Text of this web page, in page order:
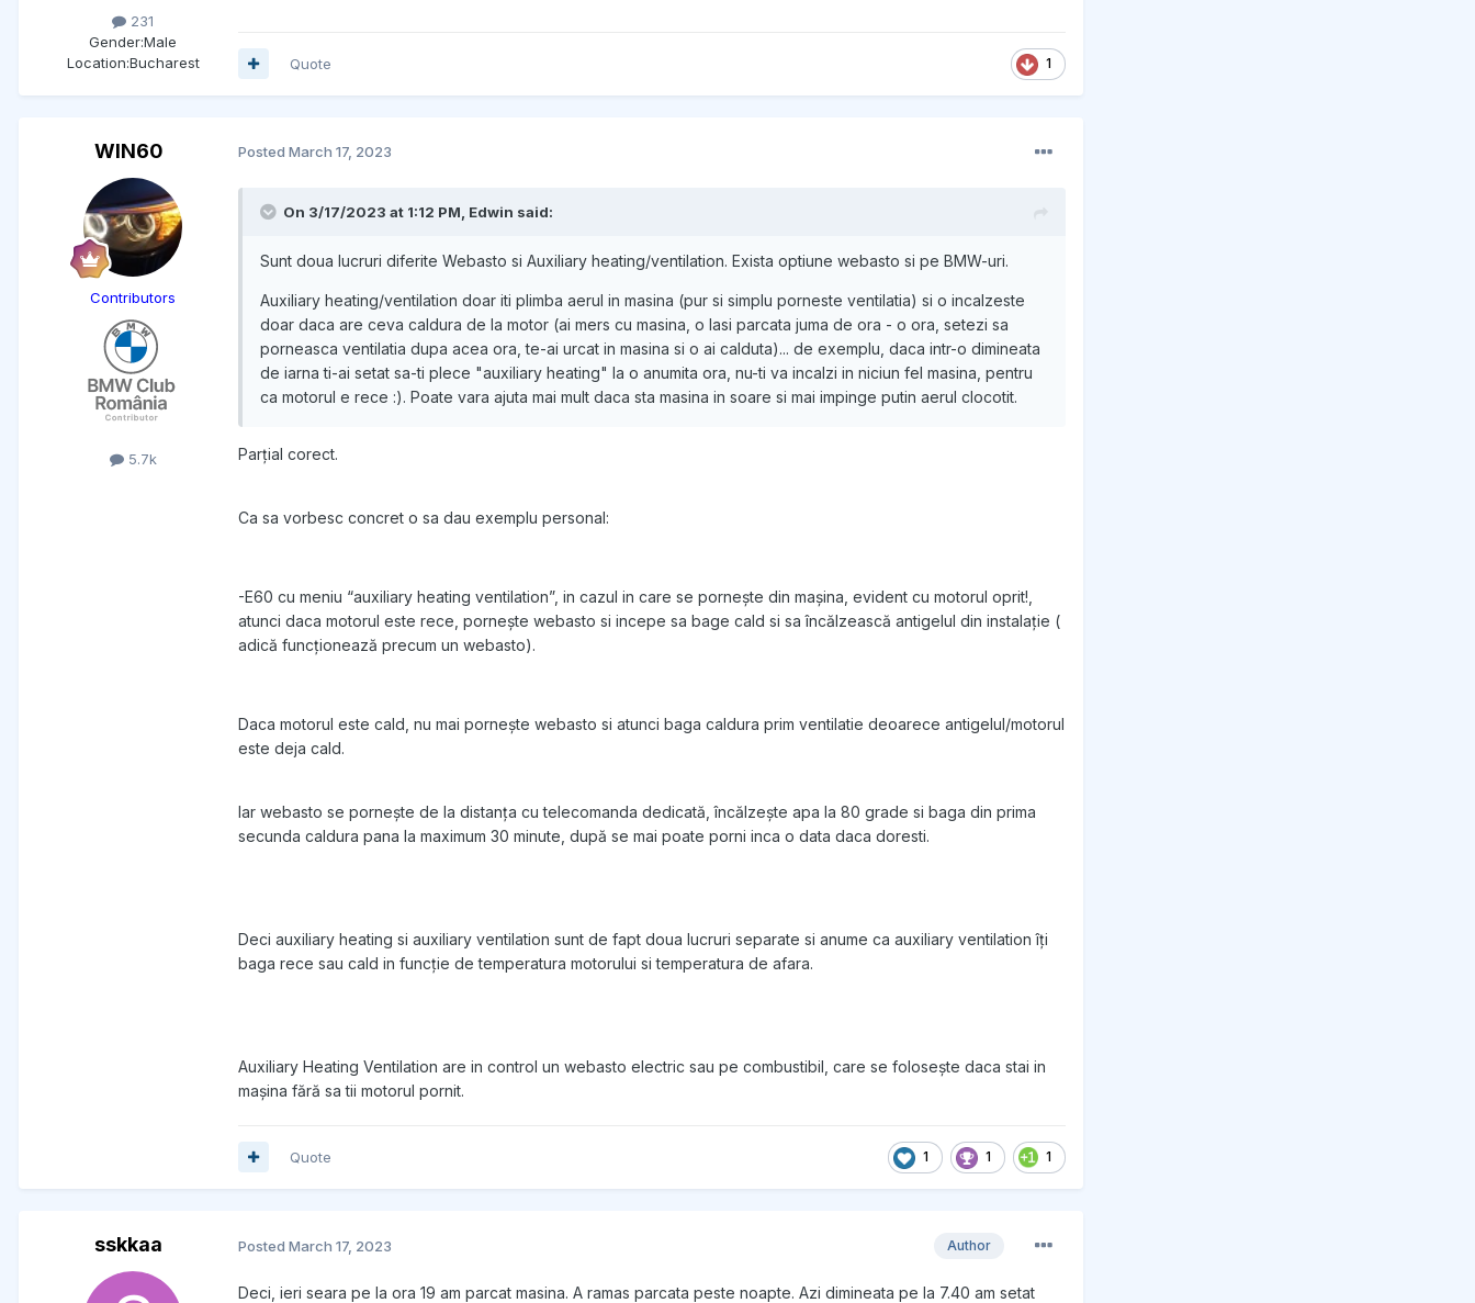
231
Gender:Male
Location:Bucharest 1
Quote
WIN60
Contributors
5.7k
Posted March 17, 2023
On 3/17/2023 at 1:12 PM, Edwin said:
Sunt doua lucruri diferite Webasto si Auxiliary heating/ventilation. Exista optiune webasto si pe BMW-uri.
Auxiliary heating/ventilation doar iti plimba aerul in masina (pur si simplu porneste ventilatia) si o incalzeste
doar daca are ceva caldura de la motor (ai mers cu masina, o lasi parcata juma de ora - o ora, setezi sa
porneasca ventilatia dupa acea ora, te-ai urcat in masina si o ai calduta)... de exemplu, daca intr-o dimineata
de iarna ti-ai setat sa-ti plece "auxiliary heating" la o anumita ora, nu-ti va incalzi in niciun fel masina, pentru
ca motorul e rece :). Poate vara ajuta mai mult daca sta masina in soare si mai impinge putin aerul clocotit.
Parțial corect.
Ca sa vorbesc concret o sa dau exemplu personal:
-E60 cu meniu “auxiliary heating ventilation”, in cazul in care se pornește din mașina, evident cu motorul oprit!,
atunci daca motorul este rece, pornește webasto si incepe sa bage cald si sa încălzească antigelul din instalație (
adică funcționează precum un webasto).
Daca motorul este cald, nu mai pornește webasto si atunci baga caldura prim ventilatie deoarece antigelul/motorul
este deja cald.
Iar webasto se pornește de la distanța cu telecomanda dedicată, încălzește apa la 80 grade si baga din prima
secunda caldura pana la maximum 30 minute, după se mai poate porni inca o data daca doresti.
Deci auxiliary heating si auxiliary ventilation sunt de fapt doua lucruri separate si anume ca auxiliary ventilation îți
baga rece sau cald in funcție de temperatura motorului si temperatura de afara.
Auxiliary Heating Ventilation are in control un webasto electric sau pe combustibil, care se folosește daca stai in
mașina fără sa tii motorul pornit.
1 1 1
Quote
sskkaa Author
Posted March 17, 2023
Deci, ieri seara pe la ora 19 am parcat masina. A ramas parcata peste noapte. Azi dimineata pe la 7.40 am setat